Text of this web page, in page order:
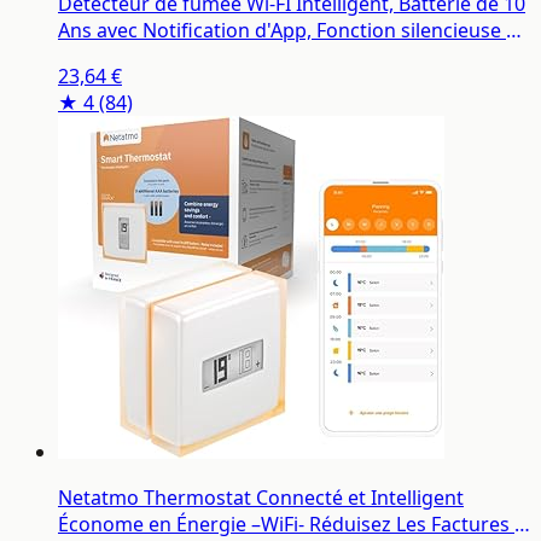
Ans avec Notification d'App, Fonction silencieuse et
(Compatible avec l'App Tuya/Smart Life)-1 pièces
23,64 €
★ 4(84)
Netatmo Thermostat Connecté et Intelligent
Économe en Énergie –WiFi- Réduisez Les Factures &